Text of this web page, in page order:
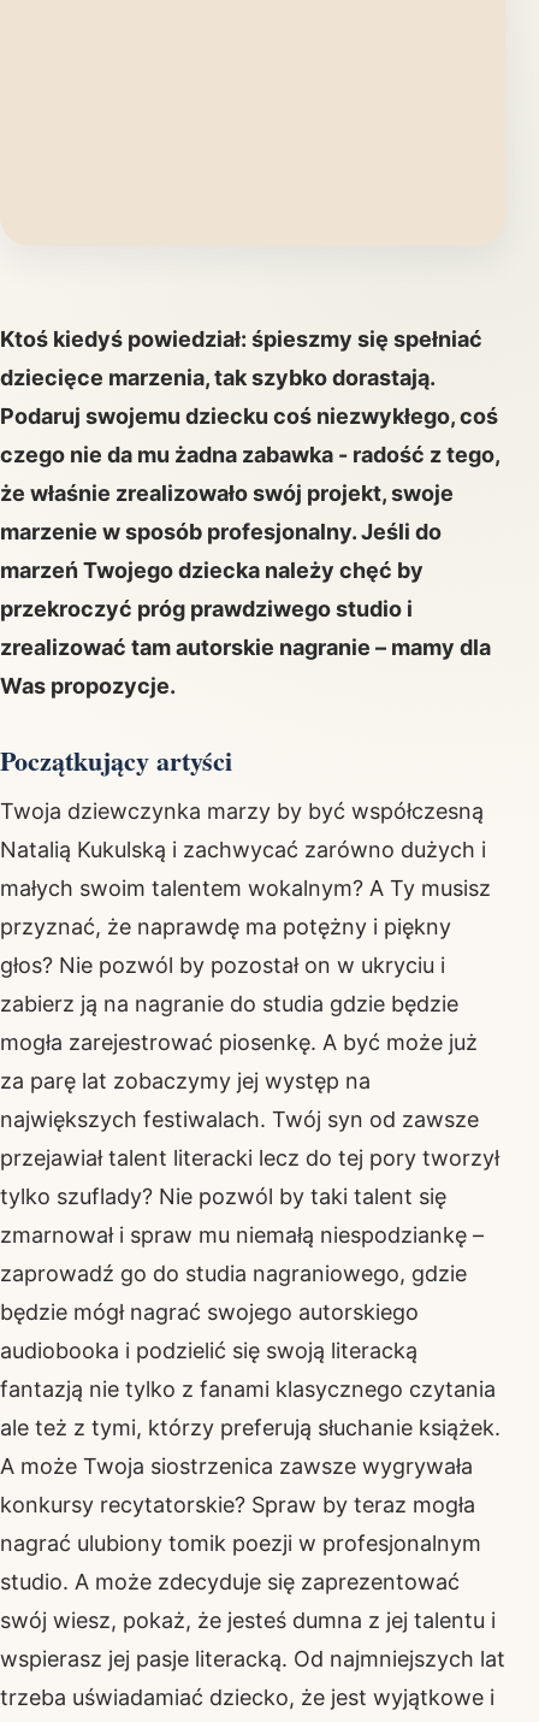
Ktoś kiedyś powiedział: śpieszmy się spełniać
dziecięce marzenia, tak szybko dorastają.
Podaruj swojemu dziecku coś niezwykłego, coś
czego nie da mu żadna zabawka - radość z tego,
że właśnie zrealizowało swój projekt, swoje
marzenie w sposób profesjonalny. Jeśli do
marzeń Twojego dziecka należy chęć by
przekroczyć próg prawdziwego studio i
zrealizować tam autorskie nagranie – mamy dla
Was propozycje.
Początkujący artyści
Twoja dziewczynka marzy by być współczesną
Natalią Kukulską i zachwycać zarówno dużych i
małych swoim talentem wokalnym? A Ty musisz
przyznać, że naprawdę ma potężny i piękny
głos? Nie pozwól by pozostał on w ukryciu i
zabierz ją na nagranie do studia gdzie będzie
mogła zarejestrować piosenkę. A być może już
za parę lat zobaczymy jej występ na
największych festiwalach. Twój syn od zawsze
przejawiał talent literacki lecz do tej pory tworzył
tylko szuflady? Nie pozwól by taki talent się
zmarnował i spraw mu niemałą niespodziankę –
zaprowadź go do studia nagraniowego, gdzie
będzie mógł nagrać swojego autorskiego
audiobooka i podzielić się swoją literacką
fantazją nie tylko z fanami klasycznego czytania
ale też z tymi, którzy preferują słuchanie książek.
A może Twoja siostrzenica zawsze wygrywała
konkursy recytatorskie? Spraw by teraz mogła
nagrać ulubiony tomik poezji w profesjonalnym
studio. A może zdecyduje się zaprezentować
swój wiesz, pokaż, że jesteś dumna z jej talentu i
wspierasz jej pasje literacką. Od najmniejszych lat
trzeba uświadamiać dziecko, że jest wyjątkowe i